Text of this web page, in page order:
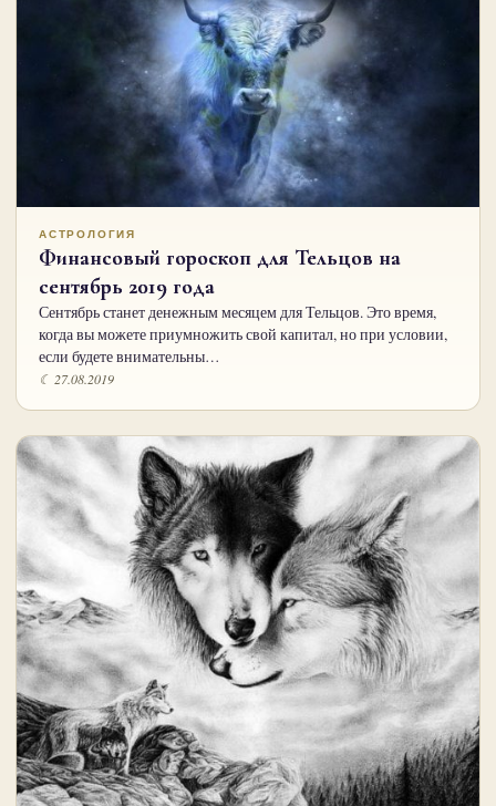
АСТРОЛОГИЯ
Финансовый гороскоп для Тельцов на
сентябрь 2019 года
Сентябрь станет денежным месяцем для Тельцов. Это время,
когда вы можете приумножить свой капитал, но при условии,
если будете внимательны…
☾ 27.08.2019